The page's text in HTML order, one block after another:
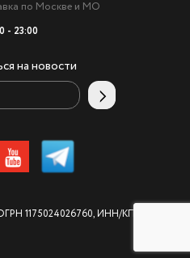
по Москве и МО
- 23:00
на новости
1175024026760, ИНН/КПП